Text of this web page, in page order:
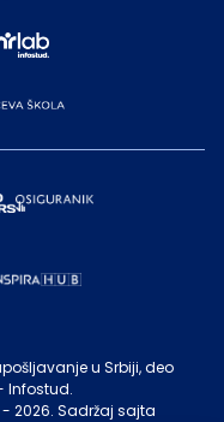
u Srbiji, deo
Infostud.
- 2026. Sadržaj sajta